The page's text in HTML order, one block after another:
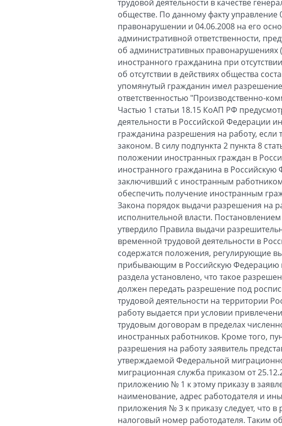
трудовой деятельности в качестве
обществе. По данному факту управление
правонарушении и 04.06.2008 на его
административной ответственности,
об административных правонарушениях
иностранного гражданина при
об отсутствии в действиях общества
упомянутый гражданин имел
ответственностью "Производственно-
Частью 1 статьи 18.15 КоАП РФ
деятельности в Российской Федерации
гражданина разрешения на работу, если
законом. В силу подпункта 2 пункта 8
положении иностранных граждан в
иностранного гражданина в Российскую
заключивший с иностранным
обеспечить получение иностранным
Закона порядок выдачи разрешения на
исполнительной власти.
утвердило Правила выдачи
временной трудовой деятельности в
содержатся положения, регулирующие
прибывающим в Российскую Федерацию
раздела установлено, что такое
должен передать разрешение под
трудовой деятельности на территории
работу выдается при условии
трудовым договорам в пределах
иностранных работников. Кроме того,
разрешения на работу заявитель
утверждаемой Федеральной
миграционная служба приказом от
приложению № 1 к этому приказу в
наименование, адрес работодателя и
приложения № 3 к приказу следует, что
налоговый номер работодателя. Таким